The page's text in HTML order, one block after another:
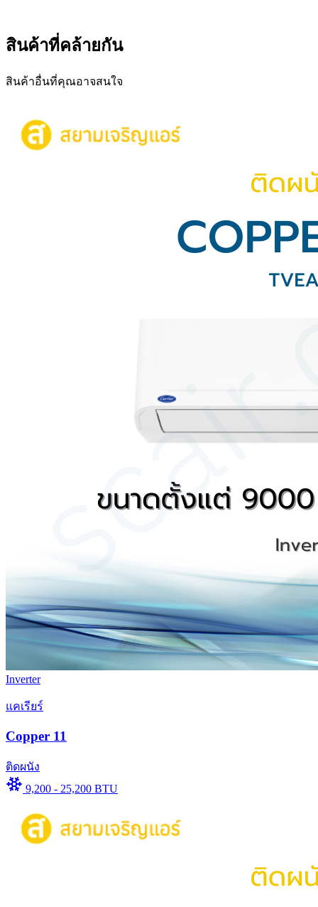
สินค้าที่คล้ายกัน
สินค้าอื่นที่คุณอาจสนใจ
Inverter
แคเรียร์
Copper 11
ติดผนัง
9,200 - 25,200 BTU